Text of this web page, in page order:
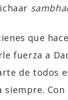
que
fuerza a
de todos
siempre. Con